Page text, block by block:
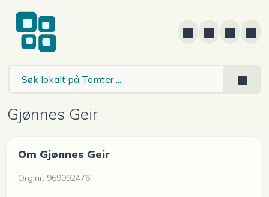
Gjønnes Geir
Om Gjønnes Geir
Org.nr. 969092476